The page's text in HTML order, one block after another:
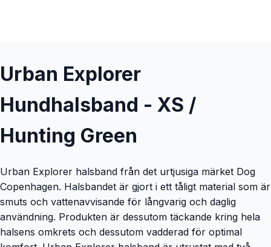
Urban Explorer
Hundhalsband - XS /
Hunting Green
Urban Explorer halsband från det urtjusiga märket Dog
Copenhagen. Halsbandet är gjort i ett tåligt material som är
smuts och vattenavvisande för långvarig och daglig
användning. Produkten är dessutom täckande kring hela
halsens omkrets och dessutom vadderad för optimal